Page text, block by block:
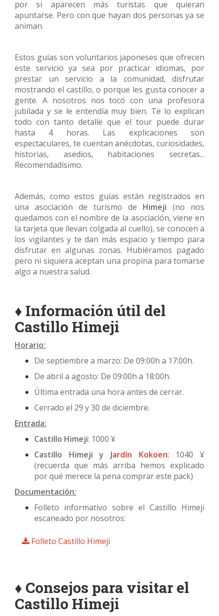
por si aparecen más turistas que quieran
apuntarse. Pero con que hayan dos personas ya se
animan.
Estos guías son voluntarios japoneses que ofrecen
este servicio ya sea por practicar idiomas, por
prestar un servicio a la comunidad, disfrutar
mostrando el castillo, o porque les gusta conocer a
gente. A nosotros nos tocó con una profesora
jubilada y se le entendía muy bien. Te lo explican
todo con tanto detalle que el tour puede durar
hasta 4 horas. Las explicaciones son
espectaculares, te cuentan anécdotas, curiosidades,
historias, asedios, habitaciones secretas...
Recomendadísimo.
Además, como estos guías están registrados en
una asociación de turismo de Himeji (no nos
quedamos con el nombre de la asociación, viene en
la tarjeta que llevan colgada al cuello), se conocen a
los vigilantes y te dan más espacio y tiempo para
disfrutar en algunas zonas. Hubiéramos pagado
pero ni siquiera aceptan una propina para tomarse
algo a nuestra salud.
♦ Información útil del
Castillo Himeji
Horario:
De septiembre a marzo: De 09:00h a 17:00h.
De abril a agosto: De 09:00h a 18:00h.
Última entrada una hora antes de cerrar.
Cerrado el 29 y 30 de diciembre.
Entrada:
Castillo Himeji: 1000 ¥
Castillo Himeji y Jardín Kokoen: 1040 ¥
(recuerda que más arriba hemos explicado
por qué merece la pena comprar este pack)
Documentación:
Folleto informativo sobre el Castillo Himeji
escaneado por nosotros:
Folleto Castillo Himeji
♦ Consejos para visitar el
Castillo Himeji